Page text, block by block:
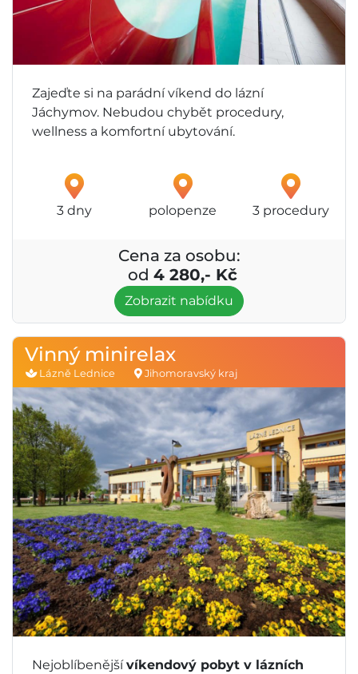
Zajeďte si na parádní víkend do lázní
Jáchymov. Nebudou chybět procedury,
wellness a komfortní ubytování.
3 dny polopenze 3 procedury
Cena za osobu:
od 4 280,- Kč
Zobrazit nabídku
Vinný minirelax
Lázně Lednice Jihomoravský kraj
Nejoblíbenějšívíkendový pobyt v lázních